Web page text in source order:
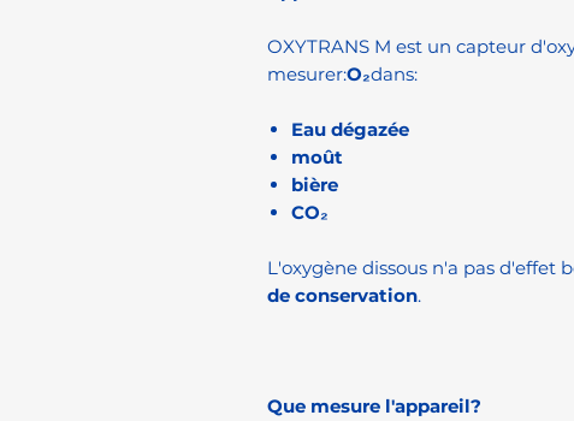
OXYTRANS M est un capteur
mesurer:O₂dans:
Eau dégazée
moût
bière
CO₂
L'oxygène dissous n'a pas d'effet
de conservation.
Que mesure l'appareil?